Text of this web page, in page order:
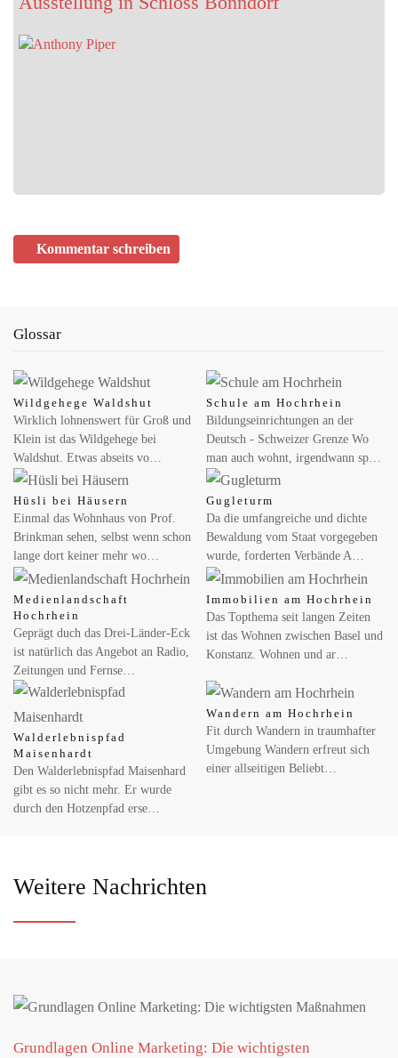
MAI 29, 2026
JUNI 01, 2026
ZURZACH Care baut die etablierte Rehaklinik
Limmattal aus
Mehr Betten, erweitertes Therapieangebot und neue chefärztliche
Leitung stärken die regionale Rehabilitationsversorgung.
ZURZACH Care…
MAI 26, 2026
Mit dem Solarstromspeicher Geld verdienen
Die Wirtschaftlichkeit des Batteriespeichers in drei Schritten
berechnen Zukunft Altbau: Batteriespeicher sind inzwischen
profitabel. Wer…
Garten?
basierten Wildbienen-Zählung auf Konstanz – Wer gerade
MAI 08, 2026
Naturpark-Markt am Freilichtmuseum Klausenhof
Erstmals findet in diesem Jahr ein Naturparkmarkt bei uns statt –
Kommentar schreiben
Glossar
Wildgehege Waldshut
Wirklich lohnenswert für Groß und
Klein ist das Wildgehege bei
Waldshut. Etwas abseits vo…
Schule am Hochrhein
Bildungseinrichtungen an der
Deutsch - Schweizer Grenze Wo
man auch wohnt, irgendwann sp…
Hüsli bei Häusern
Einmal das Wohnhaus von Prof.
Brinkman sehen, selbst wenn schon
lange dort keiner mehr wo…
Gugleturm
Da die umfangreiche und dichte
Bewaldung vom Staat vorgegeben
wurde, forderten Verbände A…
Medienlandschaft
Hochrhein
Geprägt duch das Drei-Länder-Eck
ist natürlich das Angebot an Radio,
Zeitungen und Fernse…
Immobilien am Hochrhein
Das Topthema seit langen Zeiten
ist das Wohnen zwischen Basel und
Konstanz. Wohnen und ar…
Walderlebnispfad
Maisenhardt
Den Walderlebnispfad Maisenhard
gibt es so nicht mehr. Er wurde
durch den Hotzenpfad erse…
Wandern am Hochrhein
Fit durch Wandern in traumhafter
Umgebung Wandern erfreut sich
einer allseitigen Beliebt…
Weitere Nachrichten
Grundlagen Online Marketing: Die wichtigsten